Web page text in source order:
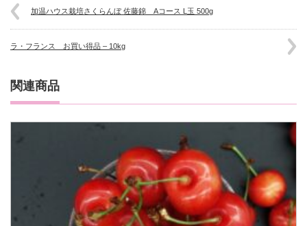
加温ハウス栽培さくらんぼ 佐藤錦 Aコース L玉 500g
ラ・フランス お買い得品 – 10kg
関連商品